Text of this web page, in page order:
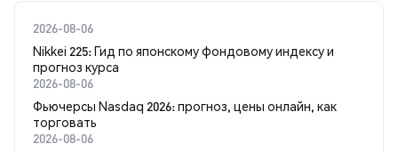
2026-08-06
Nikkei 225: Гид по японскому фондовому индексу и
прогноз курса
2026-08-06
Фьючерсы Nasdaq 2026: прогноз, цены онлайн, как
торговать
2026-08-06